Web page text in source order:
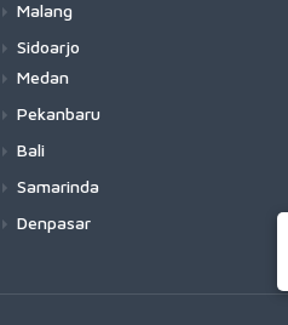
Malang
Sidoarjo
Medan
Pekanbaru
Bali
Samarinda
Denpasar